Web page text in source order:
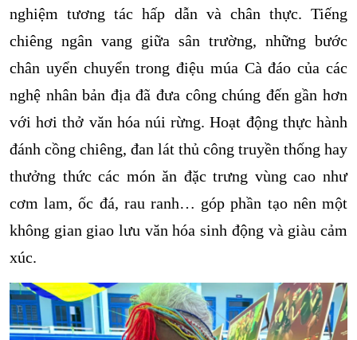
nghiệm tương tác hấp dẫn và chân thực. Tiếng
chiêng ngân vang giữa sân trường, những bước
chân uyển chuyển trong điệu múa Cà đáo của các
nghệ nhân bản địa đã đưa công chúng đến gần hơn
với hơi thở văn hóa núi rừng. Hoạt động thực hành
đánh cồng chiêng, đan lát thủ công truyền thống hay
thưởng thức các món ăn đặc trưng vùng cao như
cơm lam, ốc đá, rau ranh… góp phần tạo nên một
không gian giao lưu văn hóa sinh động và giàu cảm
xúc.